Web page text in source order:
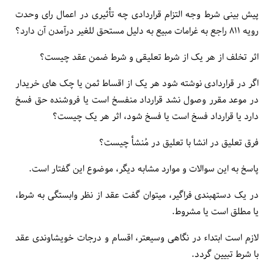
پیش بینی شرط وجه التزام قراردادی چه تأثیری در اعمال رای وحدت
رویه ۸۱۱ راجع به غرامات مبیع به دلیل مستحق للغیر درآمدن آن دارد؟
اثر تخلف از هر یک از شرط تعلیقی و شرط ضمن عقد چیست؟
اگر در قراردادی نوشته شود هر یک از اقساط ثمن یا چک های خریدار
در موعد مقرر وصول نشد قرارداد منفسخ است یا فروشنده حق فسخ
دارد یا قرارداد فسخ است یا فسخ شود، اثر هر یک چیست؟
فرق تعلیق در انشا با تعلیق در مُنشأ چیست؟
پاسخ به این سوالات و موارد مشابه دیگر، موضوع این گفتار است.
در یک دسته­بندی فراگیر، می­توان گفت عقد از نظر وابستگی به شرط،
یا مطلق است یا مشروط.
لازم است ابتداء در نگاهی وسیع­تر، اقسام و درجات خویشاوندی عقد
با شرط تبیین گردد.